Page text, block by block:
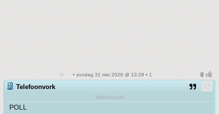
• zondag 31 mei 2026 @ 13:29 • 1
Telefoonvork
Telefoonvork
POLL